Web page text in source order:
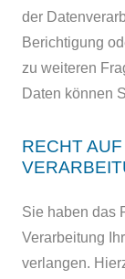
der
Berichtigung
zu weiteren
Daten können
RECHT
Sie haben das
Verarbeitung
verlangen.